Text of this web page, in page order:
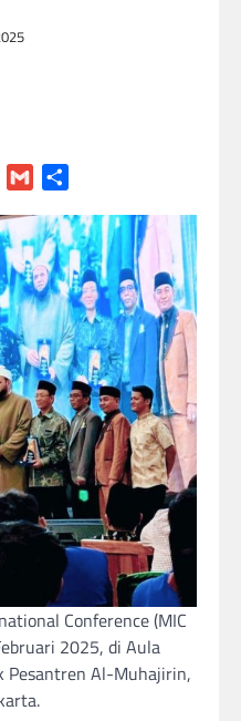
Threads
Gmail
Conference (MIC
2025, di Aula
Pesantren Al-Muhajirin,